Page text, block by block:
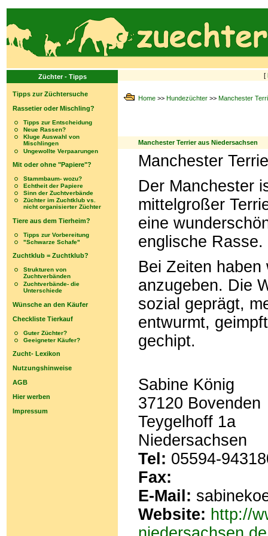
Züchter - Tipps
Tipps zur Züchtersuche
Rassetier oder Mischling?
Tipps zur Entscheidung
Neue Rassen?
Kluge Auswahl von
Mischlingen
Ungewollte Verpaarungen
Mit oder ohne "Papiere"?
Stammbaum- wozu?
Echtheit der Papiere
Sinn der Zuchtverbände
Züchter im Zuchtklub vs.
nicht organisierter Züchter
Tiere aus dem Tierheim?
Tipps zur Vorbereitung
"Schwarze Schafe"
Zuchtklub = Zuchtklub?
Strukturen von
Zuchtverbänden
Zuchtverbände- die
Unterschiede
Wünsche an den Käufer
Checkliste Tierkauf
Guter Züchter?
Geeigneter Käufer?
Zucht- Lexikon
Nutzungshinweise
AGB
Hier werben
Impressum
[
Home >> Hundezüchter >> Manchester
Manchester Terrier aus Niedersachsen
Manchester
Der Manchester
mittelgroßer
eine
englische Rasse.
Bei Zeiten haben
anzugeben. Die
sozial geprägt,
entwurmt,
gechipt.
Sabine König
37120 Bovenden
Teygelhoff 1a
Niedersachsen
Tel: 05594-
Fax:
E-Mail:
Website: http://